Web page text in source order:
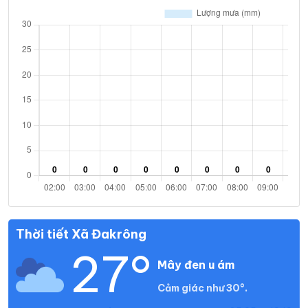
15:00 30°/32° Mây đen u ám
16:00 30°/32° Mây đen u ám
17:00 /32°
18:00 28° 31° Mây đen u ám
19:00 28°/31° Mây đen u ám
20:00 28° / 30° Mây đen u ám
Thời tiết Xã Đakrông
27° Mây đen u ám
Cảm giác như 30°.